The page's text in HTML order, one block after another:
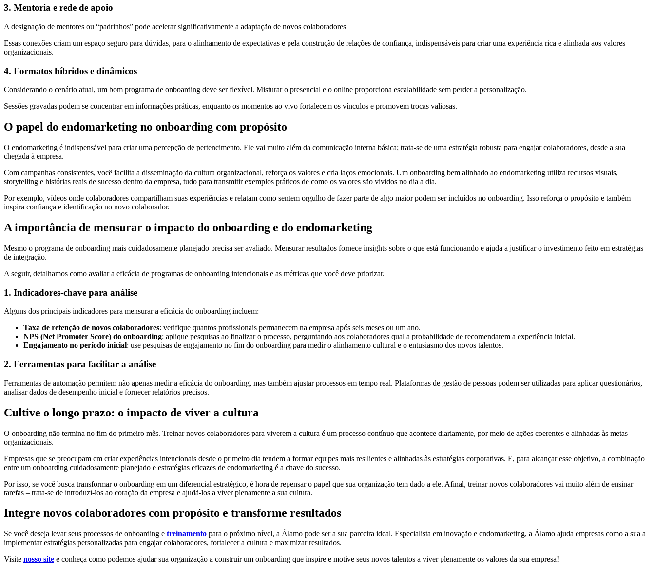
3. Mentoria e rede de apoio
A designação de mentores ou “padrinhos” pode acelerar significativamente a adaptação de novos colaboradores.
Essas conexões criam um espaço seguro para dúvidas, para o alinhamento de expectativas e pela construção de relações de confiança, indispensáveis para criar uma experiência rica e alinhada aos valores
organizacionais.
4. Formatos híbridos e dinâmicos
Considerando o cenário atual, um bom programa de onboarding deve ser flexível. Misturar o presencial e o online proporciona escalabilidade sem perder a personalização.
Sessões gravadas podem se concentrar em informações práticas, enquanto os momentos ao vivo fortalecem os vínculos e promovem trocas valiosas.
O papel do endomarketing no onboarding com propósito
O endomarketing é indispensável para criar uma percepção de pertencimento. Ele vai muito além da comunicação interna básica; trata-se de uma estratégia robusta para engajar colaboradores, desde a sua
chegada à empresa.
Com campanhas consistentes, você facilita a disseminação da cultura organizacional, reforça os valores e cria laços emocionais. Um onboarding bem alinhado ao endomarketing utiliza recursos visuais,
storytelling e histórias reais de sucesso dentro da empresa, tudo para transmitir exemplos práticos de como os valores são vividos no dia a dia.
Por exemplo, vídeos onde colaboradores compartilham suas experiências e relatam como sentem orgulho de fazer parte de algo maior podem ser incluídos no onboarding. Isso reforça o propósito e também
inspira confiança e identificação no novo colaborador.
A importância de mensurar o impacto do onboarding e do endomarketing
Mesmo o programa de onboarding mais cuidadosamente planejado precisa ser avaliado. Mensurar resultados fornece insights sobre o que está funcionando e ajuda a justificar o investimento feito em estratégias
de integração.
A seguir, detalhamos como avaliar a eficácia de programas de onboarding intencionais e as métricas que você deve priorizar.
1. Indicadores-chave para análise
Alguns dos principais indicadores para mensurar a eficácia do onboarding incluem:
Taxa de retenção de novos colaboradores: verifique quantos profissionais permanecem na empresa após seis meses ou um ano.
NPS (Net Promoter Score) do onboarding: aplique pesquisas ao finalizar o processo, perguntando aos colaboradores qual a probabilidade de recomendarem a experiência inicial.
Engajamento no período inicial: use pesquisas de engajamento no fim do onboarding para medir o alinhamento cultural e o entusiasmo dos novos talentos.
2. Ferramentas para facilitar a análise
Ferramentas de automação permitem não apenas medir a eficácia do onboarding, mas também ajustar processos em tempo real. Plataformas de gestão de pessoas podem ser utilizadas para aplicar questionários,
analisar dados de desempenho inicial e fornecer relatórios precisos.
Cultive o longo prazo: o impacto de viver a cultura
O onboarding não termina no fim do primeiro mês. Treinar novos colaboradores para viverem a cultura é um processo contínuo que acontece diariamente, por meio de ações coerentes e alinhadas às metas
organizacionais.
Empresas que se preocupam em criar experiências intencionais desde o primeiro dia tendem a formar equipes mais resilientes e alinhadas às estratégias corporativas. E, para alcançar esse objetivo, a combinação
entre um onboarding cuidadosamente planejado e estratégias eficazes de endomarketing é a chave do sucesso.
Por isso, se você busca transformar o onboarding em um diferencial estratégico, é hora de repensar o papel que sua organização tem dado a ele. Afinal, treinar novos colaboradores vai muito além de ensinar
tarefas – trata-se de introduzi-los ao coração da empresa e ajudá-los a viver plenamente a sua cultura.
Integre novos colaboradores com propósito e transforme resultados
Se você deseja levar seus processos de onboarding e treinamento para o próximo nível, a Álamo pode ser a sua parceira ideal. Especialista em inovação e endomarketing, a Álamo ajuda empresas como a sua a
implementar estratégias personalizadas para engajar colaboradores, fortalecer a cultura e maximizar resultados.
Visite nosso site e conheça como podemos ajudar sua organização a construir um onboarding que inspire e motive seus novos talentos a viver plenamente os valores da sua empresa!